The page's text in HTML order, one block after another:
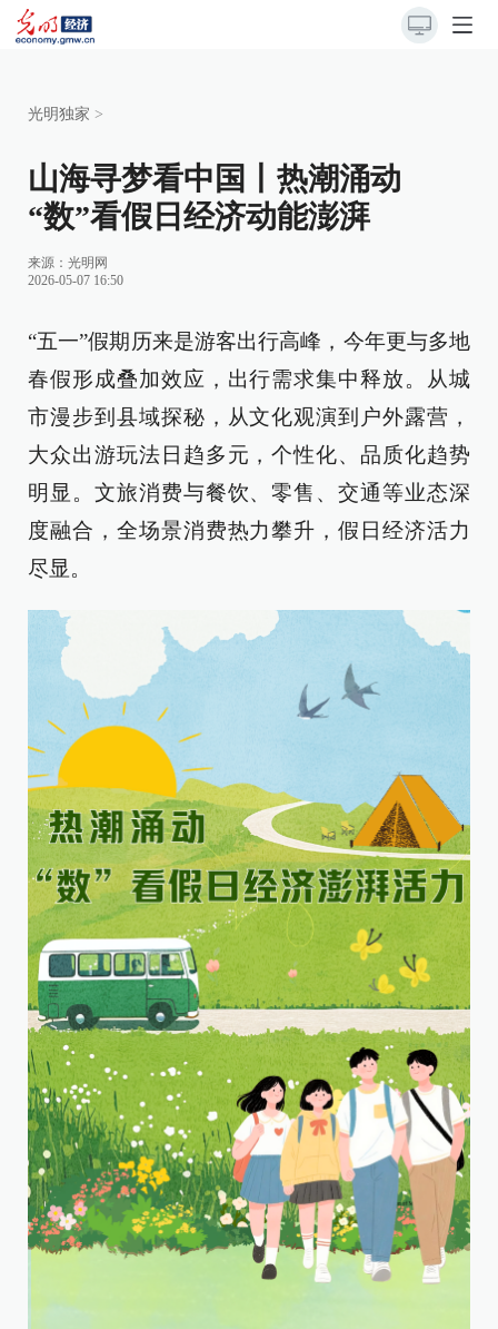
光明独家 >
山海寻梦看中国丨热潮涌动
“数”看假日经济动能澎湃
来源： 光明网
2026-05-07 16:50
“五一”假期历来是游客出行高峰，今年更与多地
春假形成叠加效应，出行需求集中释放。从城
市漫步到县域探秘，从文化观演到户外露营，
大众出游玩法日趋多元，个性化、品质化趋势
明显。文旅消费与餐饮、零售、交通等业态深
度融合，全场景消费热力攀升，假日经济活力
尽显。